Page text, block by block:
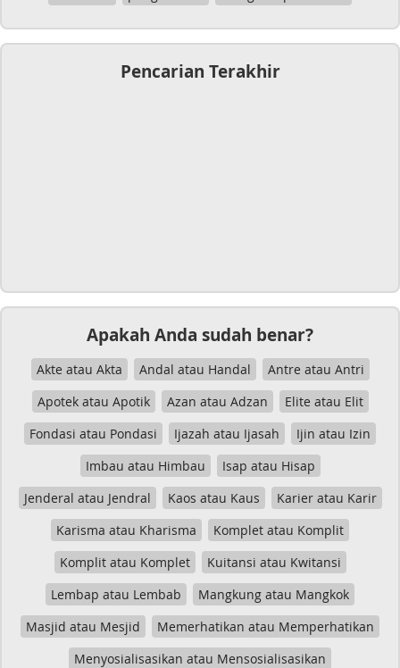
Pencarian Terakhir
Apakah Anda sudah benar?
Akte atau Akta Andal atau Handal
Antre atau Antri
Apotek atau Apotik
Azan atau Adzan
Elite atau Elit
Fondasi atau Pondasi
Ijazah atau Ijasah
Ijin atau Izin
Imbau atau Himbau
Isap atau Hisap
Jenderal atau Jendral
Kaos atau Kaus
Karier atau Karir
Karisma atau Kharisma
Komplet atau Komplit
Komplit atau Komplet
Kuitansi atau Kwitansi
Lembap atau Lembab
Mangkung atau Mangkok
Masjid atau Mesjid
Memerhatikan atau Memperhatikan
Menyosialisasikan atau Mensosialisasikan